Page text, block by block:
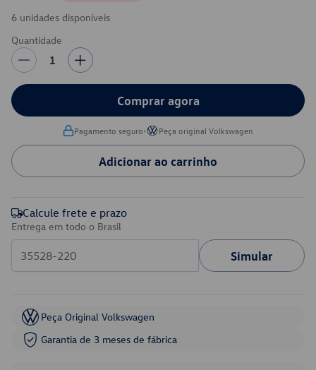
6 unidades disponíveis
Quantidade
1
Comprar agora
Pagamento seguro• Peça original Volkswagen
Adicionar ao carrinho
Calcule frete e prazo
Entrega em todo o Brasil
Simular
Peça Original Volkswagen
Garantia de 3 meses de fábrica